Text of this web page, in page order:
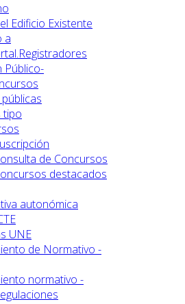
Edificio Existente
a
Público-
tipo
de Concursos
destacados
autonómica
UNE
de Normativo -
normativo -